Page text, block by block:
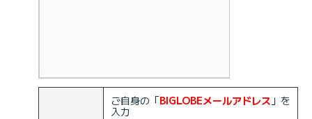
ご自身の「BIGLOBEメールアドレス 」を
入力